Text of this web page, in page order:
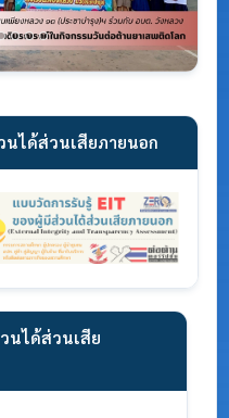
นได้ส่วนเสียภายนอก
นได้ส่วนเสีย